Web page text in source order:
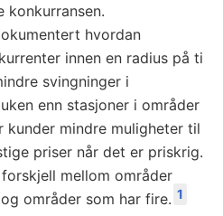
konkurransen.
hvordan
innen en radius på ti
svingninger i
enn stasjoner i områder
kunder mindre muligheter til
priser når det er priskrig.
mellom områder
områder som har fire. 1